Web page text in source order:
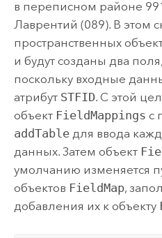
в переписном районе
Лаврентий (089). В этом
пространственных
и будут созданы два поля,
поскольку входные
атрибут STFID. С этой
объект FieldMappings с
addTableдля ввода
данных. Затем объект
умолчанию изменяется
объектов FieldMap,
добавления их к объекту